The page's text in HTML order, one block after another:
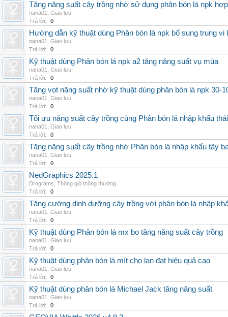
Tăng năng suất cây trồng nhờ sử dụng phân bón lá npk
nana01
Giao lưu
Trả lời:
0
Hướng dẫn kỹ thuật dùng Phân bón lá npk bổ sung trung vi
nana01
Giao lưu
Trả lời:
0
Kỹ thuật dùng Phân bón lá npk a2 tăng năng suất vụ mùa
nana01
Giao lưu
Trả lời:
0
Tăng vọt năng suất nhờ kỹ thuật dùng phân bón lá npk 30-
nana01
Giao lưu
Trả lời:
0
Tối ưu năng suất cây trồng cùng Phân bón lá nhập khẩu
nana01
Giao lưu
Trả lời:
0
Tăng năng suất cây trồng nhờ Phân bón lá nhập khẩu tây
nana01
Giao lưu
Trả lời:
0
NedGraphics 2025.1
Drograms Thông gió thông thường
Trả lời:
0
Tăng cường dinh dưỡng cây trồng với phân bón lá nhập
nana01
Giao lưu
Trả lời:
0
Kỹ thuật dùng Phân bón lá mx bo tăng năng suất cây trồng
nana01
Giao lưu
Trả lời:
0
Kỹ thuật dùng phân bón lá mít cho lan đạt hiệu quả cao
nana01
Giao lưu
Trả lời:
0
Kỹ thuật dùng phân bón lá Michael Jack tăng năng suất
nana01
Giao lưu
Trả lời:
0